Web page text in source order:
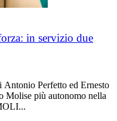
in servizio due
Antonio Perfetto ed Ernesto
Molise più autonomo nella